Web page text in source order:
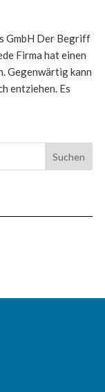
GmbH Der Begriff
Firma hat einen
Gegenwärtig kann
entziehen. Es